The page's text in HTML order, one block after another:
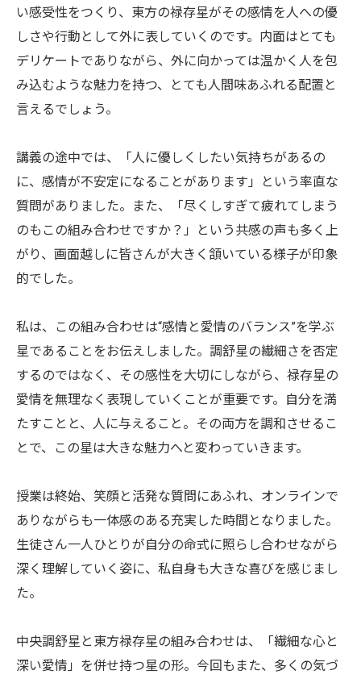
い感受性をつくり、東方の禄存星がその感情を人への優
しさや行動として外に表していくのです。内面はとても
デリケートでありながら、外に向かっては温かく人を包
み込むような魅力を持つ、とても人間味あふれる配置と
言えるでしょう。
講義の途中では、「人に優しくしたい気持ちがあるの
に、感情が不安定になることがあります」という率直な
質問がありました。また、「尽くしすぎて疲れてしまう
のもこの組み合わせですか？」という共感の声も多く上
がり、画面越しに皆さんが大きく頷いている様子が印象
的でした。
私は、この組み合わせは“感情と愛情のバランス”を学ぶ
星であることをお伝えしました。調舒星の繊細さを否定
するのではなく、その感性を大切にしながら、禄存星の
愛情を無理なく表現していくことが重要です。自分を満
たすことと、人に与えること。その両方を調和させるこ
とで、この星は大きな魅力へと変わっていきます。
授業は終始、笑顔と活発な質問にあふれ、オンラインで
ありながらも一体感のある充実した時間となりました。
生徒さん一人ひとりが自分の命式に照らし合わせながら
深く理解していく姿に、私自身も大きな喜びを感じまし
た。
中央調舒星と東方禄存星の組み合わせは、「繊細な心と
深い愛情」を併せ持つ星の形。今回もまた、多くの気づ